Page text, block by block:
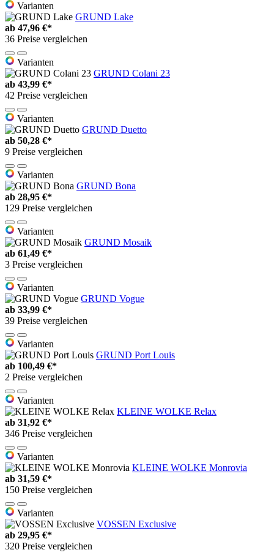
Varianten
GRUND Lake
ab 47,96 €*
36 Preise vergleichen
Varianten
GRUND Colani 23
ab 43,99 €*
42 Preise vergleichen
Varianten
GRUND Duetto
ab 50,28 €*
9 Preise vergleichen
Varianten
GRUND Bona
ab 28,95 €*
129 Preise vergleichen
Varianten
GRUND Mosaik
ab 61,49 €*
3 Preise vergleichen
Varianten
GRUND Vogue
ab 33,99 €*
39 Preise vergleichen
Varianten
GRUND Port Louis
ab 100,49 €*
2 Preise vergleichen
Varianten
KLEINE WOLKE Relax
ab 31,92 €*
346 Preise vergleichen
Varianten
KLEINE WOLKE Monrovia
ab 31,59 €*
150 Preise vergleichen
Varianten
VOSSEN Exclusive
ab 29,95 €*
320 Preise vergleichen